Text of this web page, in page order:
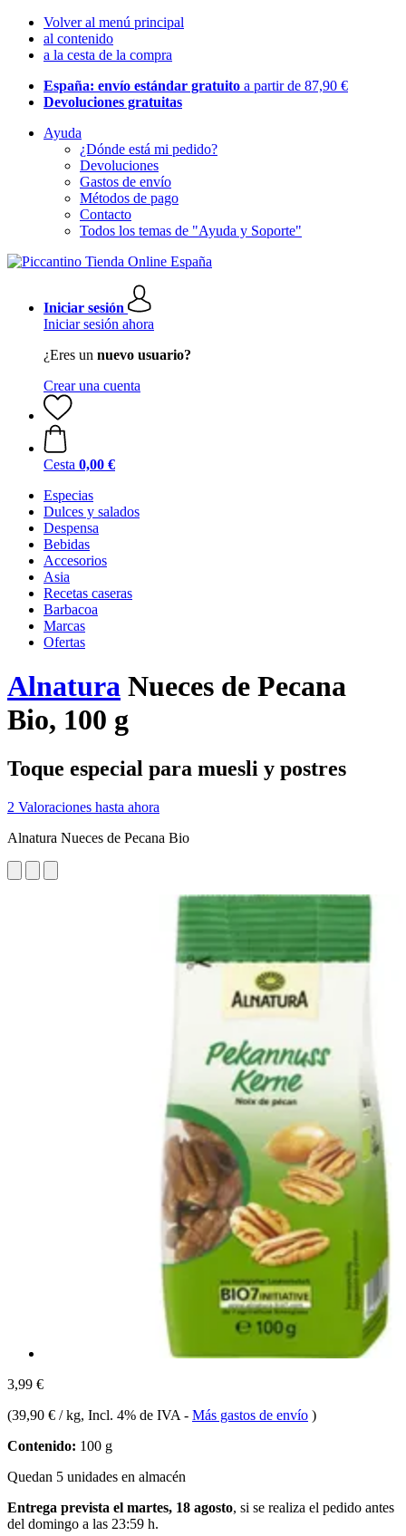
Volver al menú principal
al contenido
a la cesta de la compra
España: envío estándar gratuito a partir de 87,90 €
Devoluciones gratuitas
Ayuda
¿Dónde está mi pedido?
Devoluciones
Gastos de envío
Métodos de pago
Contacto
Todos los temas de "Ayuda y Soporte"
Iniciar sesión
Iniciar sesión ahora
¿Eres un nuevo usuario?
Crear una cuenta
Cesta 0,00 €
Especias
Dulces y salados
Despensa
Bebidas
Accesorios
Asia
Recetas caseras
Barbacoa
Marcas
Ofertas
Alnatura Nueces de Pecana
Bio, 100 g
Toque especial para muesli y postres
2 Valoraciones hasta ahora
Alnatura Nueces de Pecana Bio
3,99 €
(39,90 € / kg, Incl. 4% de IVA - Más gastos de envío )
Contenido: 100 g
Quedan 5 unidades en almacén
Entrega prevista el martes, 18 agosto, si se realiza el pedido antes
del domingo a las 23:59 h.